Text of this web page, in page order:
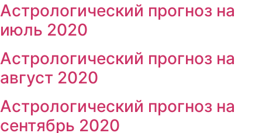
Астрологический прогноз на
июль 2020
Астрологический прогноз на
август 2020
Астрологический прогноз на
сентябрь 2020